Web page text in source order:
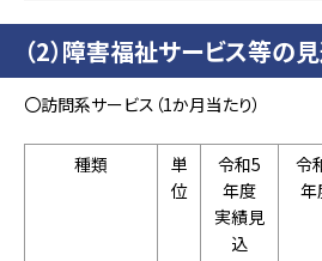
（2）障害福祉サービス等の
〇訪問系サービス（1か月当たり）
種類
単
位
令和5
年度
実績見
込
令
年